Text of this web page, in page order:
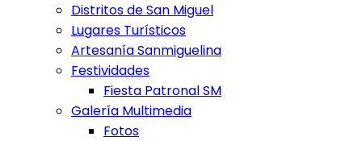
Distritos de San Miguel
Lugares Turísticos
Artesanía Sanmiguelina
Festividades
Fiesta Patronal SM
Galería Multimedia
Fotos